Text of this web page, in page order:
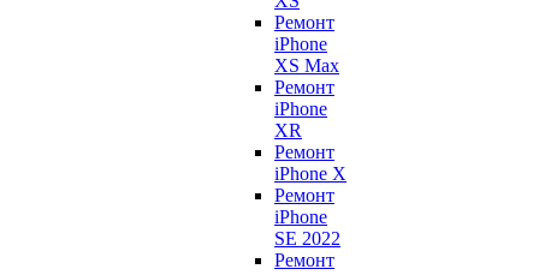
Ремонт
iPhone
XS Max
Ремонт
iPhone
XR
Ремонт
iPhone X
Ремонт
iPhone
SE 2022
Ремонт